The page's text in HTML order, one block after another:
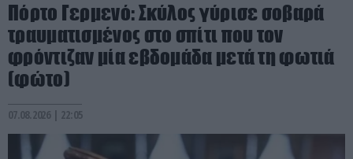
Πόρτο Γερμενό: Σκύλος γύρισε σοβαρά
τραυματισμένος στο σπίτι που τον
φρόντιζαν μία εβδομάδα μετά τη φωτιά
(φώτο)
07.08.2026 | 22:05